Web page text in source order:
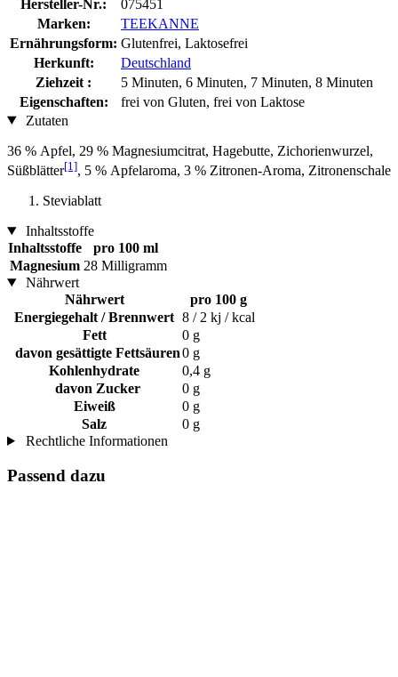
Hersteller-Nr.:
075451
Marken:
TEEKANNE
Ernährungsform: Glutenfrei, Laktosefrei
Herkunft:
Deutschland
Ziehzeit :
5 Minuten, 6 Minuten, 7 Minuten, 8 Minuten
Eigenschaften:
frei von Gluten, frei von Laktose
Zutaten
36 % Apfel, 29 % Magnesiumcitrat, Hagebutte, Zichorienwurzel,
Süßblätter[1], 5 % Apfelaroma, 3 % Zitronen-Aroma, Zitronenschale
Steviablatt
Inhaltsstoffe
Inhaltsstoffe
pro 100 ml
Magnesium 28 Milligramm
Nährwert
Nährwert
pro 100 g
Energiegehalt / Brennwert 8 / 2 kj / kcal
Fett
0 g
davon gesättigte Fettsäuren0 g
Kohlenhydrate
0,4 g
davon Zucker
0 g
Eiweiß
0 g
Salz
0 g
Rechtliche Informationen
Passend dazu